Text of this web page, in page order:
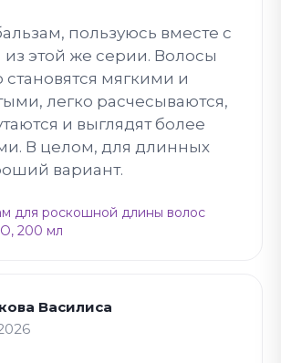
пользуюсь вместе с
этой же серии. Волосы
становятся мягкими и
легко расчесываются,
и выглядят более
В целом, для длинных
вариант.
для роскошной длины волос
200 мл
Василиса